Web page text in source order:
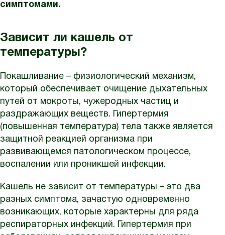
симптомами.
Зависит ли кашель от
температуры?
Покашливание – физиологический механизм,
который обеспечивает очищение дыхательных
путей от мокроты, чужеродных частиц и
раздражающих веществ. Гипертермия
(повышенная температура) тела также является
защитной реакцией организма при
развивающемся патологическом процессе,
воспалении или проникшей инфекции.
Кашель не зависит от температуры – это два
разных симптома, зачастую одновременно
возникающих, которые характерны для ряда
респираторных инфекций. Гипертермия при